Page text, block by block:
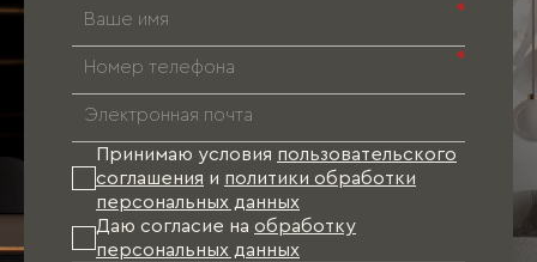
*
*
Принимаю условия пользовательского
соглашения и политики обработки
персональных данных
Даю согласие на обработку
персональных данных